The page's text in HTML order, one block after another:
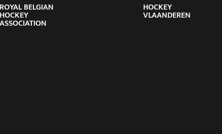
ROYAL BELGIAN
HOCKEY
ASSOCIATION
HOCKEY
VLAANDEREN